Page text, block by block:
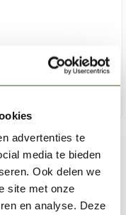
advertenties te
media te bieden
Ook delen we
site met onze
en analyse. Deze